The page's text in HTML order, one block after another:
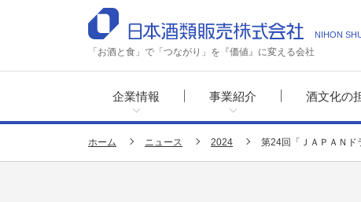
NIHON
「お酒と食」で「つながり」を『価値』に変える会社
企業情報 事業紹介 酒文化の
ホーム ニュース 2024 第24回「ＪＡＰＡＮド